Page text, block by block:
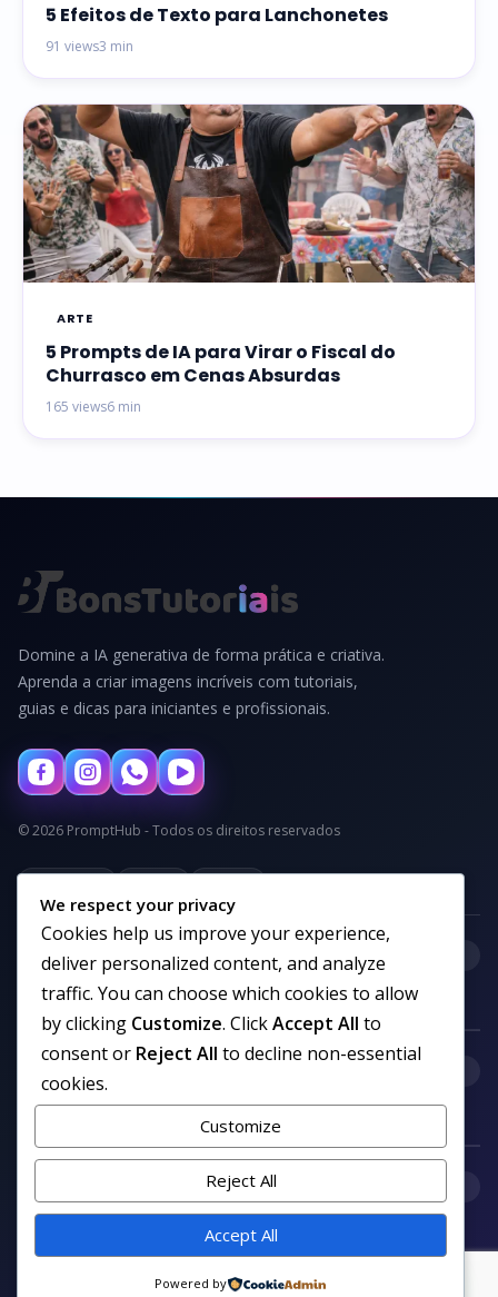
5 Efeitos de Texto para Lanchonetes
91 views3 min
ARTE
5 Prompts de IA para Virar o Fiscal do
Churrasco em Cenas Absurdas
165 views6 min
Domine a IA generativa de forma prática e criativa.
Aprenda a criar imagens incríveis com tutoriais,
guias e dicas para iniciantes e profissionais.
© 2026 PromptHub - Todos os direitos reservados
Categorias
Siga nosso canal no WhatsApp
We respect your privacy
Cookies help us improve your experience,
deliver personalized content, and analyze
traffic. You can choose which cookies to allow
by clicking Customize. ClickAccept All to
consent or Reject All to decline non-essential
cookies.
Customize
Reject All
Accept All
Powered by